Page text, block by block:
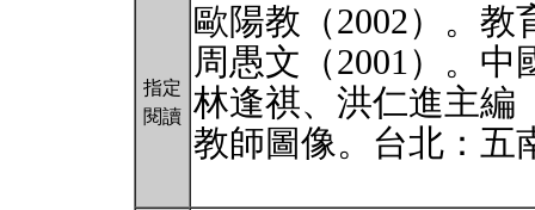
指定
閱讀
歐陽教（2002）。
周愚文（2001）。
林逢祺、洪仁進主編
教師圖像。台北：五